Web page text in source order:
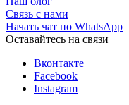
Связь с нами
Начать чат по WhatsApp
Оставайтесь на связи
Вконтакте
Facebook
Instagram